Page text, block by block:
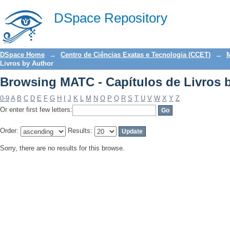
DSpace Repository
Browsing MATC - Capítulos de Livros
DSpace Home → Centro de Ciências Exatas e Tecnologia (CCET) →
Livros by Author
Browsing MATC - Capítulos de Livros
0-9 A B C D E F G H J K L M N O P Q R S T U V W X Y Z
Or enter first few letters:
Order: Results:
Sorry, there are no results for this browse.